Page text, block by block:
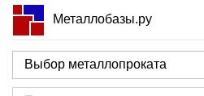
Металлобазы.ру